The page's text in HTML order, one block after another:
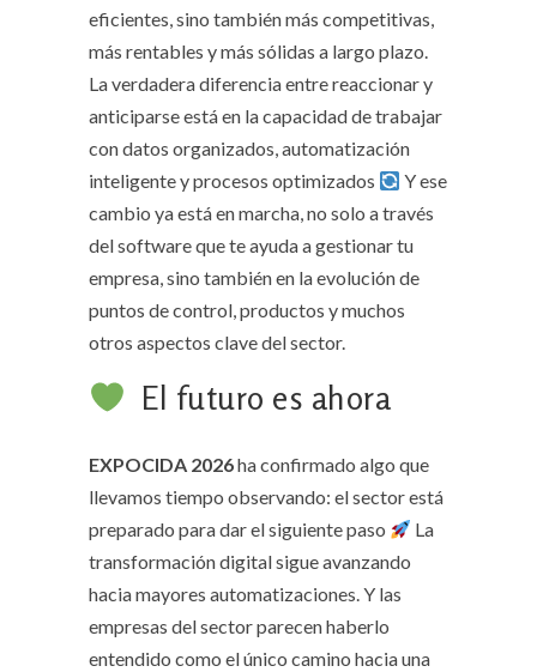
eficientes, sino también más competitivas,
más rentables y más sólidas a largo plazo.
La verdadera diferencia entre reaccionar y
anticiparse está en la capacidad de trabajar
con datos organizados, automatización
inteligente y procesos optimizados
Y ese
cambio ya está en marcha, no solo a través
del software que te ayuda a gestionar tu
empresa, sino también en la evolución de
puntos de control, productos y muchos
otros aspectos clave del sector.
El futuro es ahora
EXPOCIDA 2026ha confirmado algo que
llevamos tiempo observando: el sector está
preparado para dar el siguiente paso
La
transformación digital sigue avanzando
hacia mayores automatizaciones. Y las
empresas del sector parecen haberlo
entendido como el único camino hacia una